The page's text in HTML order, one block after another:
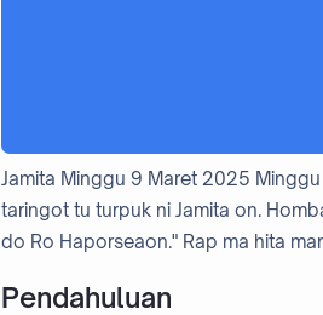
Jamita Minggu 9 Maret 2025
taringot tu turpuk ni Jamita on.
do Ro Haporseaon." Rap ma hita
Pendahuluan